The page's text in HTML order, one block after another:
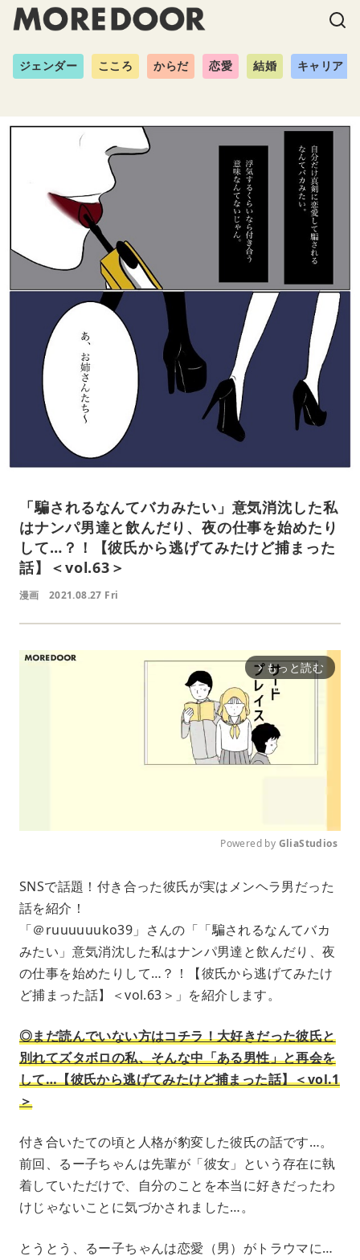
ジェンダー こころ からだ 恋愛 結婚 キャリア
「騙されるなんてバカみたい」意気消沈した私
はナンパ男達と飲んだり、夜の仕事を始めたり
して…？！【彼氏から逃げてみたけど捕まった
話】＜vol.63＞
漫画 2021.08.27 Fri
arrow_forward_ios もっと読む
u
Powered by GliaStudios
SNSで話題！付き合った彼氏が実はメンヘラ男だった
話を紹介！
「＠ruuuuuuko39」さんの「「騙されるなんてバカ
みたい」意気消沈した私はナンパ男達と飲んだり、夜
の仕事を始めたりして…？！【彼氏から逃げてみたけ
ど捕まった話】＜vol.63＞」を紹介します。
◎まだ読んでいない方はコチラ！大好きだった彼氏と
別れてズタボロの私、そんな中「ある男性」と再会を
して…【彼氏から逃げてみたけど捕まった話】＜vol.1
＞
付き合いたての頃と人格が豹変した彼氏の話です…。
前回、るー子ちゃんは先輩が「彼女」という存在に執
着していただけで、自分のことを本当に好きだったわ
けじゃないことに気づかされました…。
とうとう、るー子ちゃんは恋愛（男）がトラウマに…